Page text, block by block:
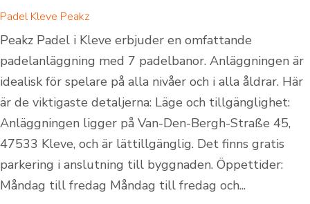
Padel Kleve Peakz
Peakz Padel i Kleve erbjuder en omfattande
padelanläggning med 7 padelbanor. Anläggningen är
idealisk för spelare på alla nivåer och i alla åldrar. Här
är de viktigaste detaljerna: Läge och tillgänglighet:
Anläggningen ligger på Van-Den-Bergh-Straße 45,
47533 Kleve, och är lättillgänglig. Det finns gratis
parkering i anslutning till byggnaden. Öppettider:
Måndag till fredag Måndag till fredag och...